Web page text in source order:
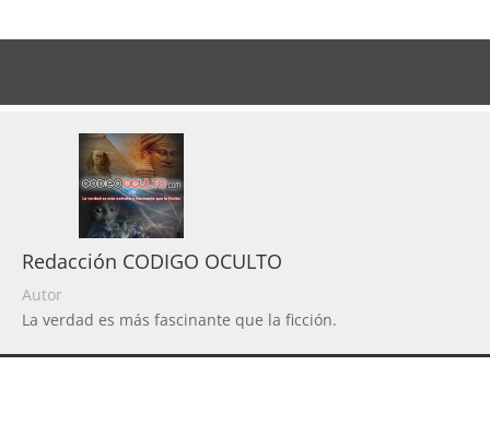
Redacción CODIGO OCULTO
Autor
La verdad es más fascinante que la ficción.